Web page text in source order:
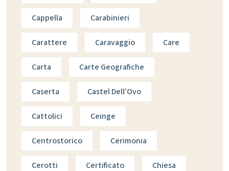
Cappella Carabinieri
Carattere Caravaggio Care
Carta Carte Geografiche
Caserta Castel Dell'Ovo
Cattolici Ceinge
Centrostorico Cerimonia
Cerotti Certificato Chiesa